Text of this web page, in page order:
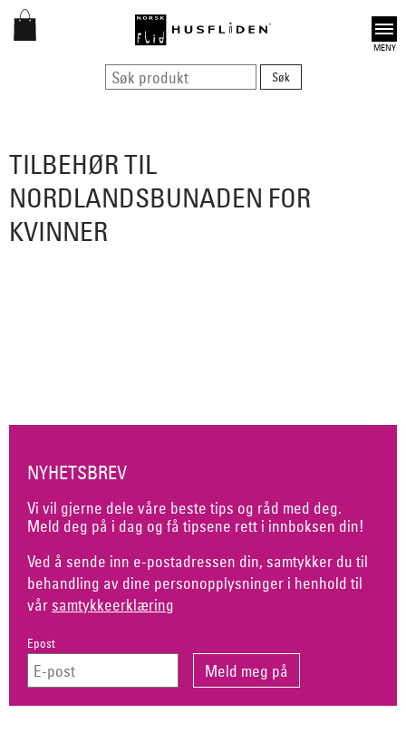
Open
TILBEHØR TIL
NORDLANDSBUNADEN FOR
KVINNER
NYHETSBREV
Vi vil gjerne dele våre beste tips og råd med deg.
Meld deg på i dag og få tipsene rett i innboksen din!
Ved å sende inn e-postadressen din, samtykker du til
behandling av dine personopplysninger i henhold til
vår samtykkeerklæring
Epost